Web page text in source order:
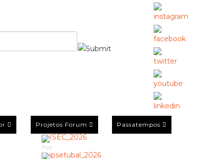
Projetos Forum Passatempos
Pub